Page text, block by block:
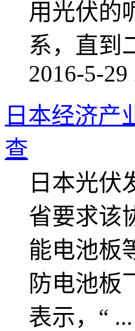
用光伏
系，直到
2016-5-29
日本经济产
查
日本光伏
省要求该
能电池板
防电池板
表示，“ ...